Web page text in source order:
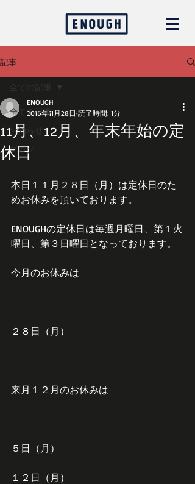
記事
全ての記事
お知らせ
ブログ
全ての記事
11月、12月、年末年始の定
休日
ENOUGH
2016年11月28日 読了時間: 1分
本日１１月２８日（月）は定休日のた
めお休みを頂いております。
ENOUGHの定休日は毎週月曜日、第１火
曜日、第３日曜日となっております。
今月のお休みは
２８日（月）
来月１２月のお休みは
５日（月）
１２日（月）